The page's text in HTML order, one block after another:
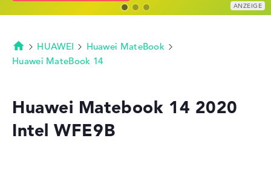
Kaufberatung
Technik & Wissen
Merkzettel
Startseite
HUAWEI
Huawei MateBook
Huawei MateBook 14
Huawei Matebook 14 2020
Intel WFE9B